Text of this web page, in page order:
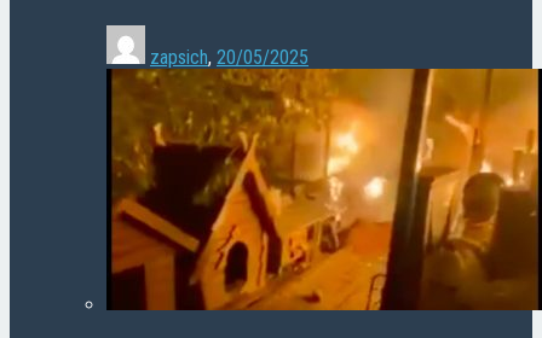
zapsich, 20/05/2025